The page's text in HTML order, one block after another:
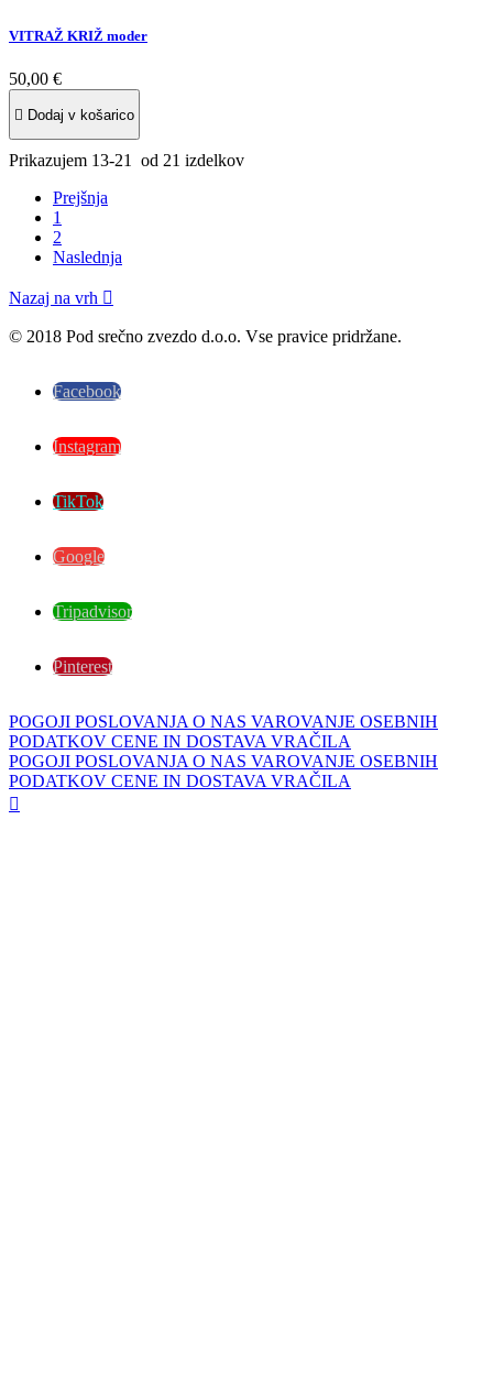
VITRAŽ KRIŽ moder
50,00 €
 Dodaj v košarico
Prikazujem 13-21 od 21 izdelkov
Prejšnja
1
2
Naslednja
Nazaj na vrh 
© 2018 Pod srečno zvezdo d.o.o. Vse pravice pridržane.
Facebook
Instagram
TikTok
Google
Tripadvisor
Pinterest
POGOJI POSLOVANJA O NAS VAROVANJE OSEBNIH
PODATKOV CENE IN DOSTAVA VRAČILA
POGOJI POSLOVANJA O NAS VAROVANJE OSEBNIH
PODATKOV CENE IN DOSTAVA VRAČILA
